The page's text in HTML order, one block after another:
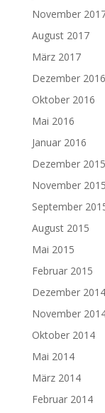
November
August 2017
März 2017
Dezember 2016
Oktober 2016
Mai 2016
Januar 2016
Dezember 2015
November 2015
September
August 2015
Mai 2015
Februar 2015
Dezember 2014
November
Oktober 2014
Mai 2014
März 2014
Februar 2014